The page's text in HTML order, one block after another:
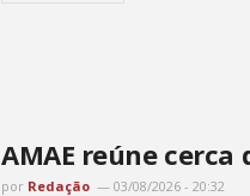
AMAE reúne cerca
por Redação 03/08/2026 - 20:32